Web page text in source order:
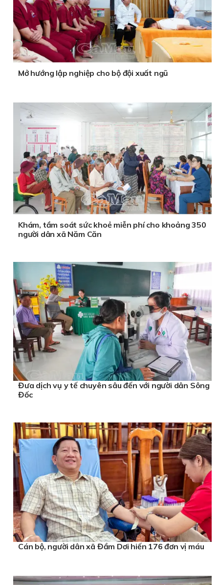
Mở hướng lập nghiệp cho bộ đội xuất ngũ
Khám, tầm soát sức khoẻ miễn phí cho khoảng 350
người dân xã Năm Căn
Đưa dịch vụ y tế chuyên sâu đến với người dân Sông
Đốc
Cán bộ, người dân xã Đầm Dơi hiến 176 đơn vị máu